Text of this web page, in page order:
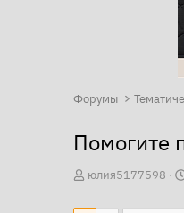
Форумы
Помогите
А
юлия5177598